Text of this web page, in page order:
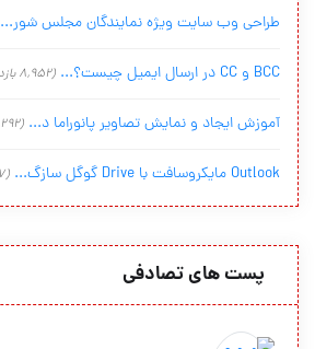
طراحی وب سایت ویژه نمایندگان مجلس شور...
BCC و CC در ارسال ایمیل چیست؟... (8,952 بازدید)
آموزش ایجاد و نمایش تصاویر پانوراما د... (8,292 بازدید)
Outlook مایکروسافت با Drive گوگل سازگ... (7,257 بازدید)
پست های تصادفی